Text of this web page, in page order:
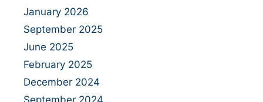
January 2026
September 2025
June 2025
February 2025
December 2024